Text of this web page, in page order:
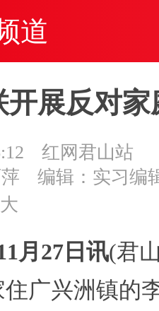
道
开展反对
红网君山站
编辑：实习编
大
月27日讯(君
广兴洲镇的